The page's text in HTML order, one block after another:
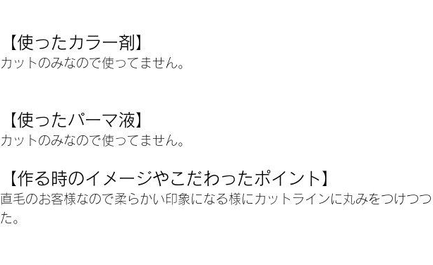
【使ったカラー剤】
カットのみなので使ってません。
【使ったパーマ液】
カットのみなので使ってません。
【作る時のイメージやこだわったポイント】
直毛のお客様なので柔らかい印象になる様にカットラインに丸みをつけつ
た。